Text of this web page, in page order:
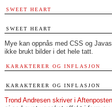
SWEET HEART
SWEET HEART
Mye kan oppnås med CSS og
ikke brukt bilder i det hele tatt.
KARAKTERER OG INFLASJON
KARAKTERER OG INFLASJON
Trond Andresen skriver i Aftenposten